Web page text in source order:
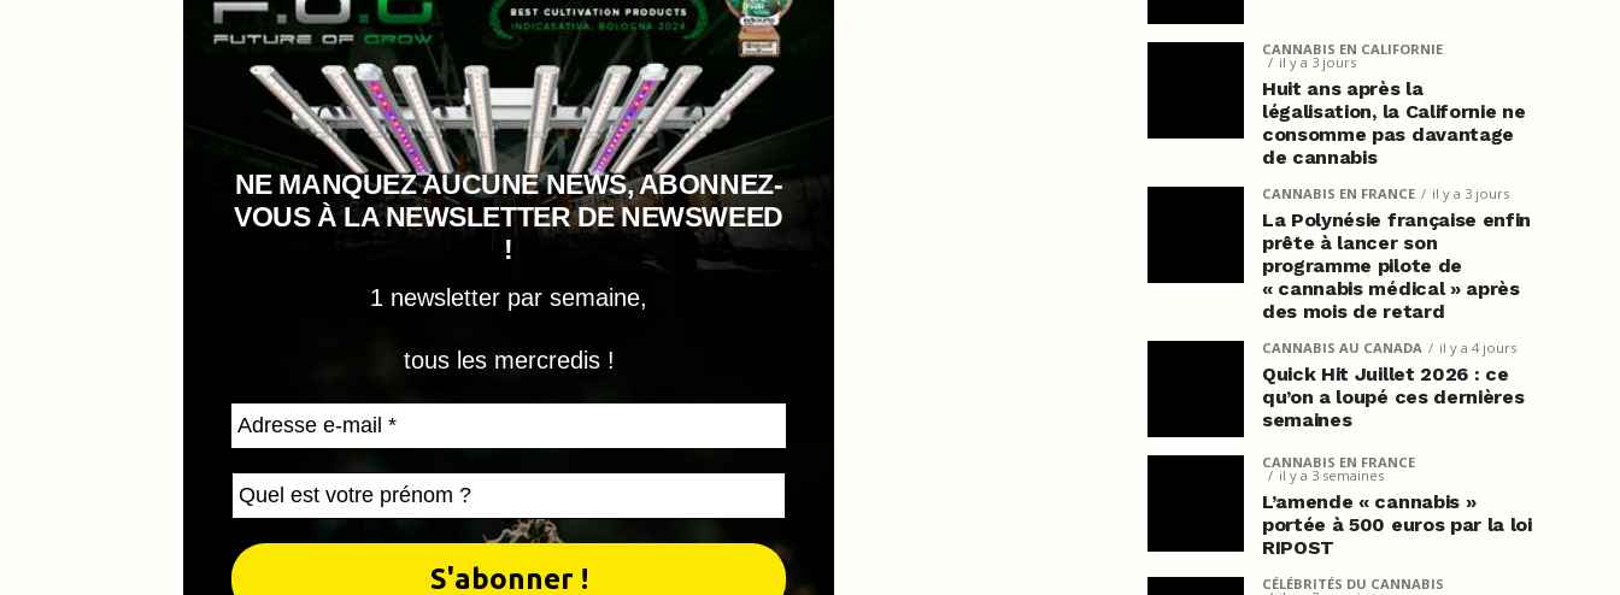
NE MANQUEZ AUCUNE NEWS, ABONNEZ-
VOUS À LA NEWSLETTER DE NEWSWEED
!
1 newsletter par semaine,
tous les mercredis !
CANNABIS EN CALIFORNIE
il y a 3 jours
Huit ans après la
légalisation, la Californie ne
consomme pas davantage
de cannabis
CANNABIS EN FRANCE il y a 3 jours
La Polynésie française enfin
prête à lancer son
programme pilote de
« cannabis médical » après
des mois de retard
CANNABIS AU CANADA il y a 4 jours
Quick Hit Juillet 2026 : ce
qu’on a loupé ces dernières
semaines
CANNABIS EN FRANCE
il y a 3 semaines
L’amende « cannabis »
portée à 500 euros par la loi
RIPOST
CÉLÉBRITÉS DU CANNABIS